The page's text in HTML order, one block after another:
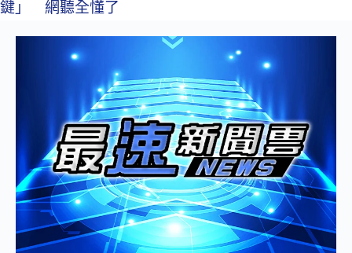
鍵」 網聽全懂了